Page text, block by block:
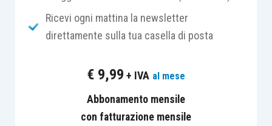
La convenzione di gestione, l’affitto
d’azienda o l’appalto di servizi: modalità di
pubblico o privato
I gestori “enti del terzo settore”. Gli artt.
55 e 56 del codice del terzo settore
La gestione di impianto sportivo come
Ricevi ogni mattina la newsletter
direttamente sulla tua casella di posta
€ 9,99 + IVA al mese
Abbonamento mensile
con fatturazione mensile